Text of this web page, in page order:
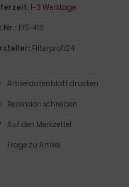
1-3 Werktage
EFS-410
Filterprofi24
Artikeldatenblatt drucken
Rezension schreiben
Frage zu Artikel